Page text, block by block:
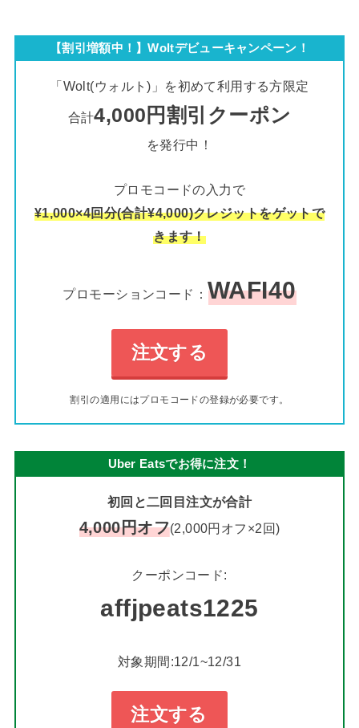
【割引増額中！】Woltデビューキャンペーン！
「Wolt(ウォルト)」を初めて利用する方限定
合計4,000円割引クーポン
を発行中！
プロモコードの入力で
¥1,000×4回分(合計¥4,000)クレジットをゲットで
きます！
プロモーションコード： WAFI40
注文する
割引の適用にはプロモコードの登録が必要です。
Uber Eatsでお得に注文！
初回と二回目注文が合計
4,000円オフ(2,000円オフ×2回)
クーポンコード:
affjpeats1225
対象期間:12/1~12/31
注文する